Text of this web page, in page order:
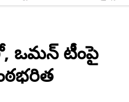
ఒమ‌న్ టీంపై